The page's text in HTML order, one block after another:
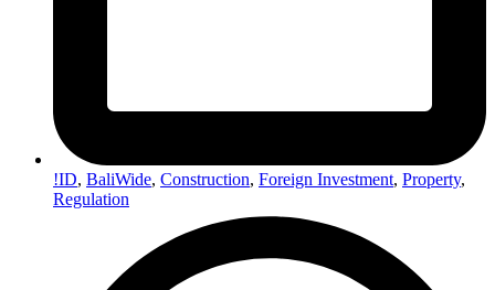
!ID, BaliWide, Construction, Foreign Investment, Property,
Regulation